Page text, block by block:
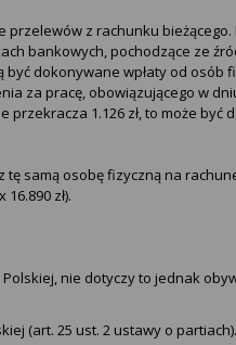
przelewów z rachunku bieżącego.
bankowych, pochodzące ze
dokonywane wpłaty od osób
za pracę, obowiązującego w
przekracza 1.126 zł, to może
samą osobę fizyczną na
zł).
nie dotyczy to jednak
(art. 25 ust. 2 ustawy o partiach).